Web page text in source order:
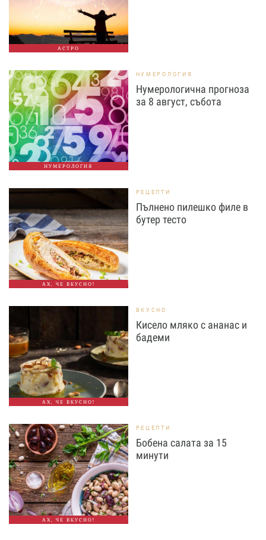
АСТРО
НУМЕРОЛОГИЯ
НУМЕРОЛОГИЯ
Нумерологична прогноза
за 8 август, събота
АХ, ЧЕ ВКУСНО!
РЕЦЕПТИ
Пълнено пилешко филе в
бутер тесто
АХ, ЧЕ ВКУСНО!
ВКУСНО
Кисело мляко с ананас и
бадеми
АХ, ЧЕ ВКУСНО!
РЕЦЕПТИ
Бобена салата за 15
минути